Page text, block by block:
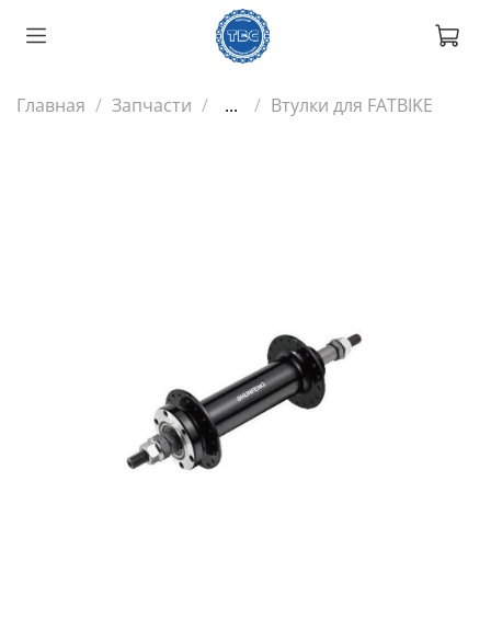
Главная Запчасти ... Втулки для FATBIKE